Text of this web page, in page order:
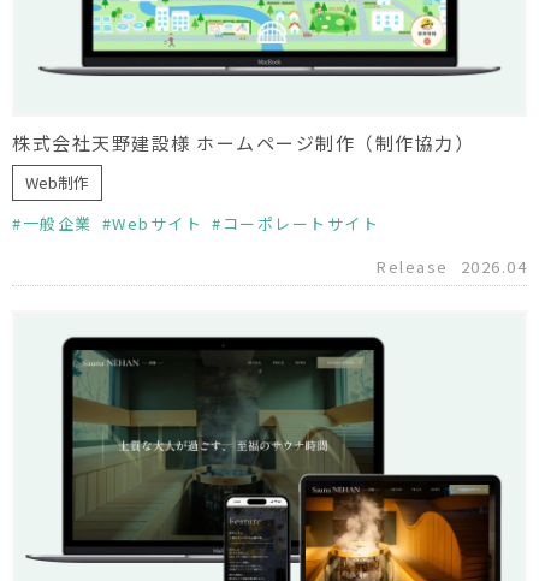
株式会社天野建設様 ホームページ制作（制作協力）
Web制作
一般企業
Webサイト
コーポレートサイト
Release
2026.04